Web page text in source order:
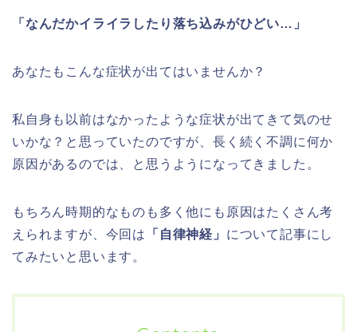
「なんだかイライラしたり落ち込みがひどい…」
あなたもこんな症状が出てはいませんか？
私自身も以前はなかったような症状が出てきて気のせ
いかな？と思っていたのですが、長く続く不調に何か
原因があるのでは、と思うようになってきました。
もちろん時期的なものも多く他にも原因はたくさん考
えられますが、今回は
「自律神経」 について記事にし
てみたいと思います。